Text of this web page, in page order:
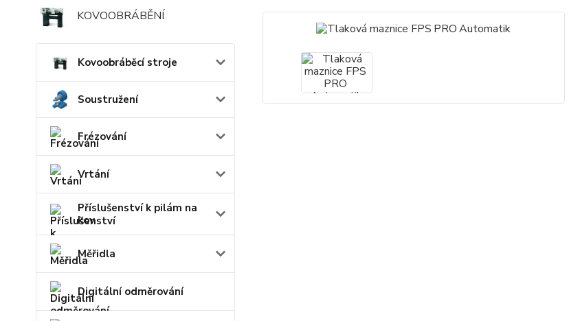
KOVOOBRÁBĚNÍ
Kovoobráběcí stroje
Soustružení
Frézování
Vrtání
Příslušenství k pilám na
kov
Měřidla
Digitální odměrování